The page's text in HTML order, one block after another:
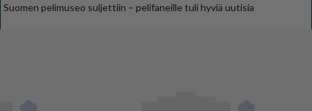
Suomen pelimuseo suljettiin – pelifaneille tuli hyviä uutisia